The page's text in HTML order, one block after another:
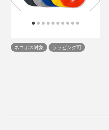
ネコポス対象 ラッピング可